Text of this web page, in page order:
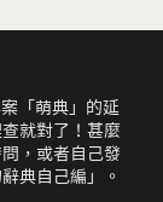
「萌典」的延
就對了！甚麼
，或者自己發
典自己編」。